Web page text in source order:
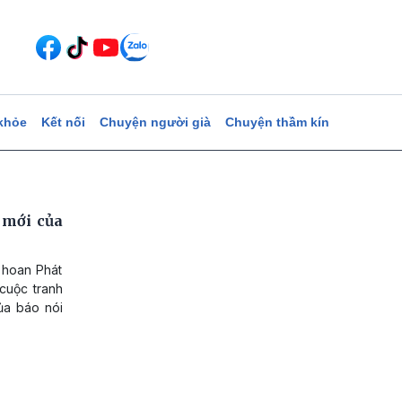
Kết nối Chuyện người già Chuyện thầm kín
của
Phát
tranh
báo nói